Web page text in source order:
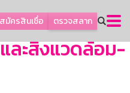
สมัครสินเชื่อ ตรวจสลาก
ละสิ่งแวดล้อม-